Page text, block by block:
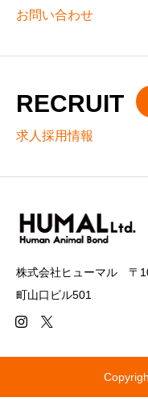
お問い合わせ
RECRUIT
求人採用情報
株式会社ヒューマル 〒
町山口ビル501